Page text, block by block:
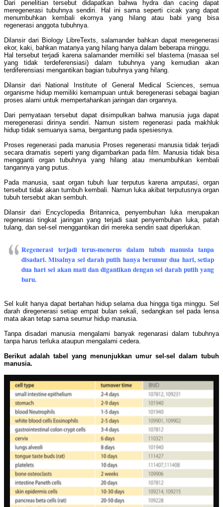
Dari penelitian tersebut didapatkan bahwa hydra dan cacing dapat
meregenerasi tubuhnya sendiri. Hal ini sama seperti cicak yang dapat
menumbuhkan kembali ekornya yang hilang atau babi yang bisa
regenerasi anggota tubuhnya.
Dilansir dari Biology LibreTexts, salamander bahkan dapat meregenerasi
ekor, kaki, bahkan matanya yang hilang hanya dalam beberapa minggu.
Hal tersebut terjadi karena salamander memiliki sel blastema (masaa sel
yang tidak terdeferensiasi) dalam tubuhnya yang kemudian akan
terdiferensiasi mengantikan bagian tubuhnya yang hilang.
Dilansir dari National Institute of General Medical Sciences, semua
organisme hidup memiliki kemampuan untuk beregenerasi sebagai bagian
proses alami untuk mempertahankan jaringan dan organnya.
Dari pernyataan tersebut dapat disimpulkan bahwa manusia juga dapat
meregenerasi dirinya sendiri. Namun sistem regenerasi pada makhluk
hidup tidak semuanya sama, bergantung pada spesiesnya.
Proses regenerasi pada manusia Proses regenerasi manusia tidak terjadi
secara dramatis seperti yang digambarkan pada film. Manusia tidak bisa
mengganti organ tubuhnya yang hilang atau menumbuhkan kembali
tangannya yang putus.
Pada manusia, saat organ tubuh luar terputus karena amputasi, organ
tersebut tidak akan tumbuh kembali. Namun luka akibat terputusnya organ
tubuh tersebut akan sembuh.
Dilansir dari Encyclopedia Britannica, penyembuhan luka merupakan
regenerasi tingkat jaringan yang terjadi saat penyembuhan luka, patah
tulang, dan sel-sel menggantikan diri mereka sendiri saat diperlukan.
Regenerasi terjadi terus-menerus dalam tubuh manusia tanpa
disadari. Misalnya sel darah putih hanya berumur dua hari, setiap
dua hari sel akan mati dan digantikan dengan sel darah putih yang
baru.
Sel kulit hanya dapat bertahan hidup selama dua hingga tiga minggu. Sel
darah diregenerasi setiap empat bulan sekali, sedangkan sel pada lensa
mata akan tetap sama seumur hidup manusia.
Tanpa disadari manusia mengalami banyak regenarasi dalam tubuhnya
tanpa harus terluka ataupun mengalami cedera.
Berikut adalah tabel yang menunjukkan umur sel-sel dalam tubuh
manusia.